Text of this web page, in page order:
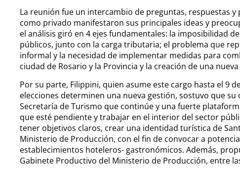
La reunión fue un intercambio de preguntas, respuestas
como privado manifestaron sus principales ideas y
el análisis giró en 4 ejes fundamentales: la imposibilidad
públicos, junto con la carga tributaria; el problema que
informal y la necesidad de implementar medidas para
ciudad de Rosario y la Provincia y la creación de una
Por su parte, Filippini, quien asume este cargo hasta el 9
elecciones determinen una nueva gestión, sostuvo que su
Secretaría de Turismo que continúe y una fuerte
que esté pendiente y trabajar en el interior del sector
tener objetivos claros, crear una identidad turística de
Ministerio de Producción, con el fin de convocar a
establecimientos hoteleros- gastronómicos. Además,
Gabinete Productivo del Ministerio de Producción, entre